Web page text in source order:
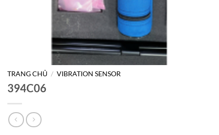
TRANG CHỦ / VIBRATION SENSOR
394C06